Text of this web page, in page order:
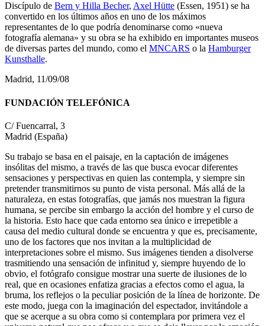
Discípulo de Bern y Hilla Becher, Axel Hütte (Essen, 1951) se ha
convertido en los últimos años en uno de los máximos
representantes de lo que podría denominarse como «nueva
fotografía alemana» y su obra se ha exhibido en importantes museos
de diversas partes del mundo, como el MNCARS o la Hamburger
Kunsthalle.
Madrid, 11/09/08
FUNDACIÓN TELEFÓNICA
C/ Fuencarral, 3
Madrid (España)
Su trabajo se basa en el paisaje, en la captación de imágenes
insólitas del mismo, a través de las que busca evocar diferentes
sensaciones y perspectivas en quien las contempla, y siempre sin
pretender transmitirnos su punto de vista personal. Más allá de la
naturaleza, en estas fotografías, que jamás nos muestran la figura
humana, se percibe sin embargo la acción del hombre y el curso de
la historia. Esto hace que cada entorno sea único e irrepetible a
causa del medio cultural donde se encuentra y que es, precisamente,
uno de los factores que nos invitan a la multiplicidad de
interpretaciones sobre el mismo. Sus imágenes tienden a disolverse
trasmitiendo una sensación de infinitud y, siempre huyendo de lo
obvio, el fotógrafo consigue mostrar una suerte de ilusiones de lo
real, que en ocasiones enfatiza gracias a efectos como el agua, la
bruma, los reflejos o la peculiar posición de la línea de horizonte. De
este modo, juega con la imaginación del espectador, invitándole a
que se acerque a su obra como si contemplara por primera vez el